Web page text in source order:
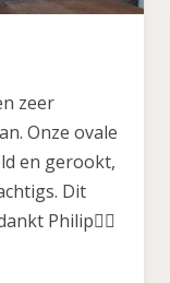
zeer
Onze ovale
en gerookt,
Dit
Philip👍🏼